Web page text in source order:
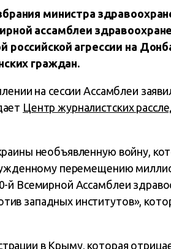
министра
ассамблеи
агрессии на
граждан.
на сессии Ассамблеи
Центр журналистских
необъявленную войну,
перемещению
Всемирной Ассамблеи
западных институтов»,
в Крыму, которая